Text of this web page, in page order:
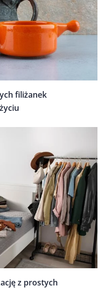
filiżanek
z prostych